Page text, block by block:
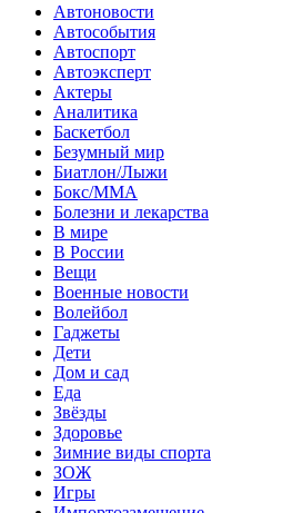
Автоновости
Автособытия
Автоспорт
Автоэксперт
Актеры
Аналитика
Баскетбол
Безумный мир
Биатлон/Лыжи
Бокс/MMA
Болезни и лекарства
В мире
В России
Вещи
Военные новости
Волейбол
Гаджеты
Дети
Дом и сад
Еда
Звёзды
Здоровье
Зимние виды спорта
ЗОЖ
Игры